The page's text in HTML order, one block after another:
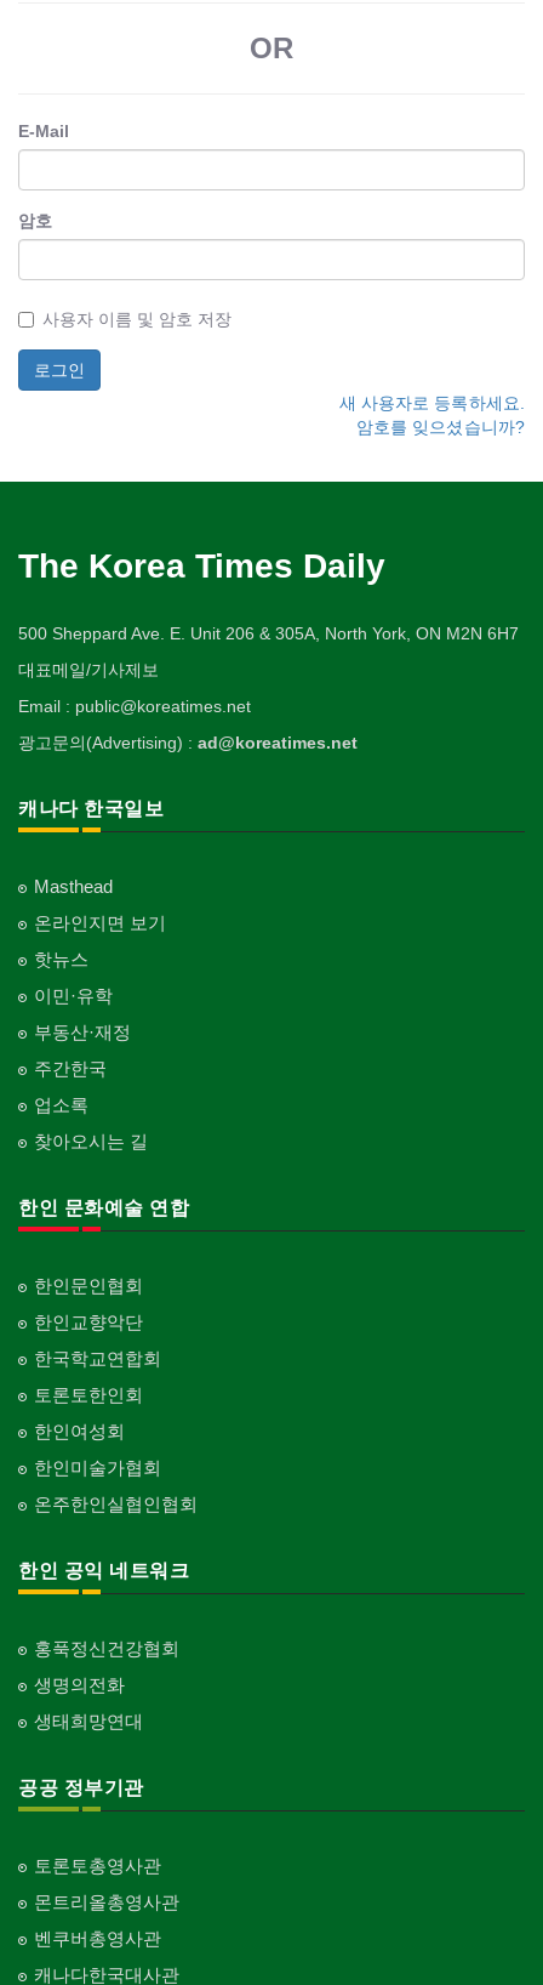
OR
E-Mail
암호
사용자 이름 및 암호 저장
새 사용자로 등록하세요.
암호를 잊으셨습니까?
The Korea Times Daily
500 Sheppard Ave. E. Unit 206 & 305A, North York, ON M2N 6H7
대표메일/기사제보
Email : public@koreatimes.net
광고문의(Advertising) : ad@koreatimes.net
캐나다 한국일보
Masthead
온라인지면 보기
핫뉴스
이민·유학
부동산·재정
주간한국
업소록
찾아오시는 길
한인 문화예술 연합
한인문인협회
한인교향악단
한국학교연합회
토론토한인회
한인여성회
한인미술가협회
온주한인실협인협회
한인 공익 네트워크
홍푹정신건강협회
생명의전화
생태희망연대
공공 정부기관
토론토총영사관
몬트리올총영사관
벤쿠버총영사관
캐나다한국대사관